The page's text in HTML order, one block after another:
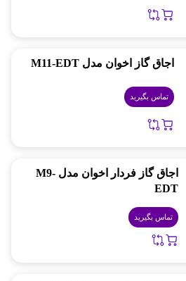
اجاق گاز اخوان مدل M11-EDT
تماس بگیرید
اجاق گاز فردار اخوان مدل M9-
EDT
تماس بگیرید